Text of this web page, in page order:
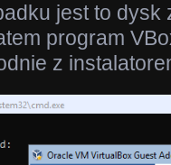
jest to dysk
program
z